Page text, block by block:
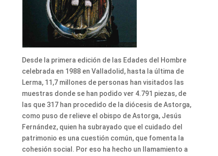
Desde la primera edición de las Edades del Hombre
celebrada en 1988 en Valladolid, hasta la última de
Lerma, 11,7 millones de personas han visitados las
muestras donde se han podido ver 4.791 piezas, de
las que 317 han procedido de la diócesis de Astorga,
como puso de relieve el obispo de Astorga, Jesús
Fernández, quien ha subrayado que el cuidado del
patrimonio es una cuestión común, que fomenta la
cohesión social. Por eso ha hecho un llamamiento a